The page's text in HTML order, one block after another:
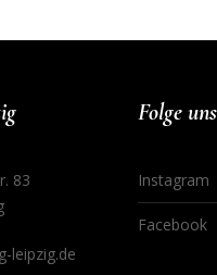
83
leipzig.de
Folge uns
Instagram
Facebook